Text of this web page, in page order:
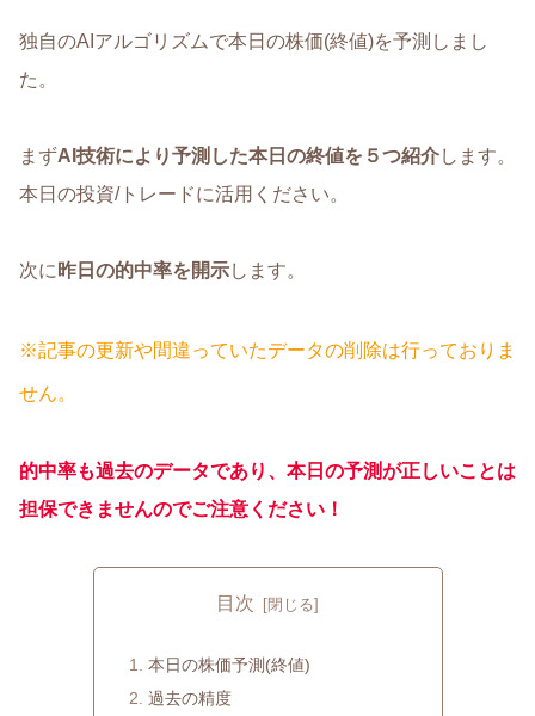
独自のAIアルゴリズムで本日の株価(終値)を予測しまし
た。
まずAI技術により予測した本日の終値を５つ紹介します。
本日の投資/トレードに活用ください。
次に 昨日の的中率を開示します。
※記事の更新や間違っていたデータの削除は行っておりま
せん。
的中率も過去のデータであり、本日の予測が正しいことは
担保できませんのでご注意ください！
目次
本日の株価予測(終値)
過去の精度